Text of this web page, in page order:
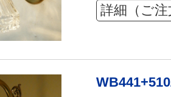
詳細（ご